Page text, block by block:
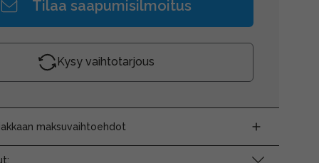
Tilaa saapumisilmoitus
Kysy vaihtotarjous
maksuvaihtoehdot